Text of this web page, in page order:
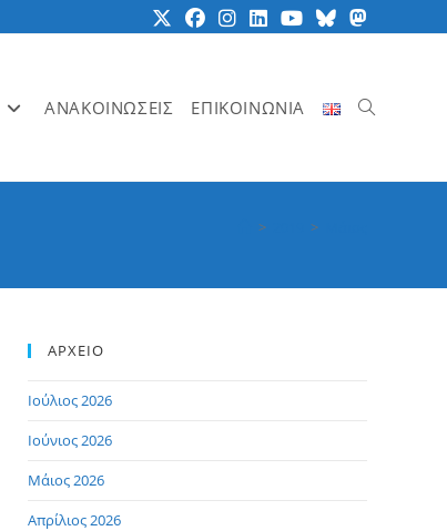
ΑΝΑΚΟΙΝΩΣΕΙΣ ΕΠΙΚΟΙΝΩΝΙΑ Toggle
> >
ΑΡΧΕΙΟ
Ιούλιος 2026
Ιούνιος 2026
Μάιος 2026
Απρίλιος 2026